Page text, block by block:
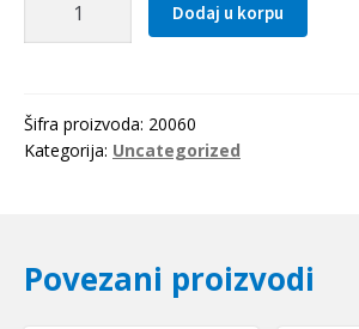
13x1225
količina
Dodaj u korpu
Šifra proizvoda: 20060
Kategorija: Uncategorized
Povezani proizvodi